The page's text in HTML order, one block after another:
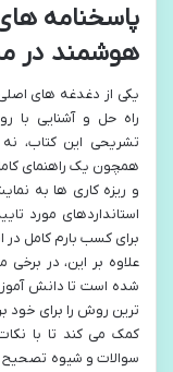
پاسخنامه
هوشمند در
یکی از دغدغه های
راه حل و آشنایی با
تشریحی این کتاب، نه
همچون یک راهنمای
و ریزه کاری ها به
استانداردهای مورد
برای کسب بارم کامل
علاوه بر این، در
شده است تا دانش آموز
ترین روش را برای خود
کمک می کند تا با
سوالات و شیوه تصحیح